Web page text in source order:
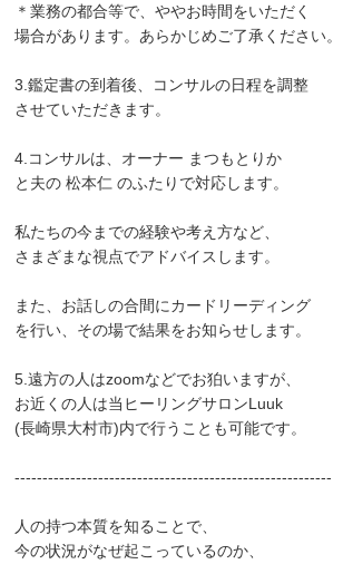
＊業務の都合等で、ややお時間をいただく
場合があります。あらかじめご了承ください。
3.鑑定書の到着後、コンサルの日程を調整
させていただきます。
4.コンサルは、オーナー まつもとりか
と夫の 松本仁 のふたりで対応します。
私たちの今までの経験や考え方など、
さまざまな視点でアドバイスします。
また、お話しの合間にカードリーディング
を行い、その場で結果をお知らせします。
5.遠方の人はzoomなどでお狛いますが、
お近くの人は当ヒーリングサロンLuuk
(長崎県大村市)内で行うことも可能です。
---------------------------------------------------------
人の持つ本質を知ることで、
今の状況がなぜ起こっているのか、